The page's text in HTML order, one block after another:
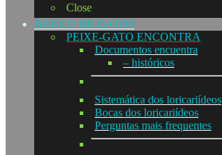
Close
BANCO DE DATOS
PEIXE-GATO ENCONTRA
Documentos encuentra
– históricos
Sistemática dos loricariídeos
Bocas dos loricariídeos
Perguntas mais frequentes